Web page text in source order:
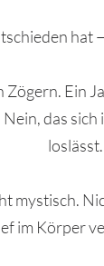
hat
Zögern. Ein
das sich
loslässt.
mystisch.
im Körper